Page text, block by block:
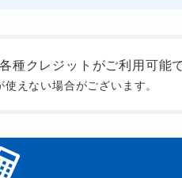
えない場合がございます。